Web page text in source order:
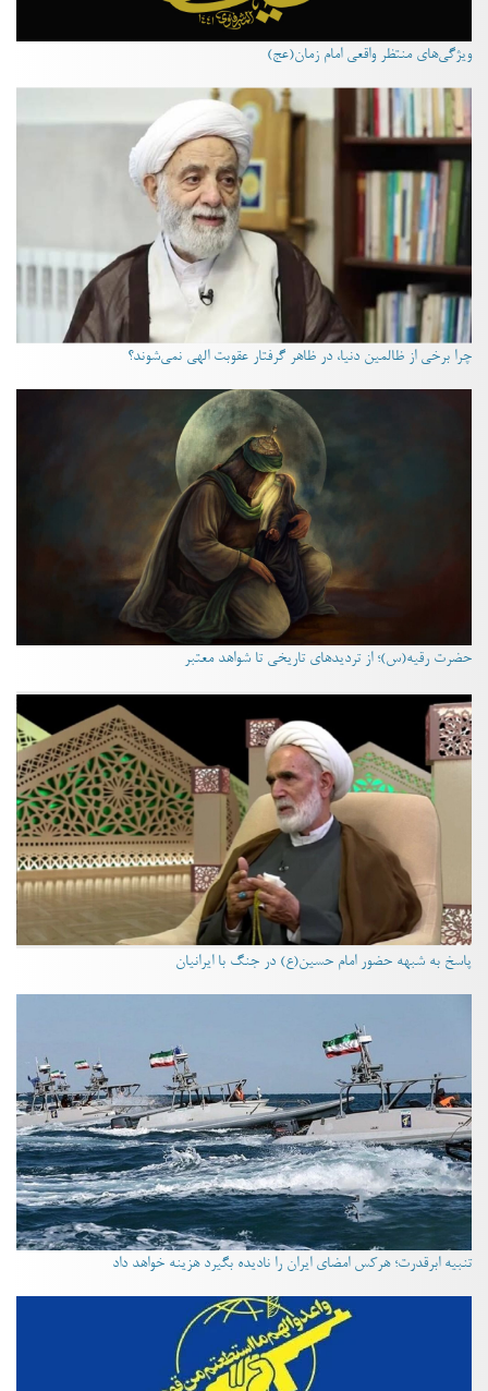
ویژگی‌های منتظر واقعی امام زمان(عج)
چرا برخی از ظالمین دنیا، در ظاهر گرفتار عقوبت الهی نمی‌شوند؟
حضرت رقیه(س)؛ از تردیدهای تاریخی تا شواهد معتبر
پاسخ به شبهه حضور امام حسین(ع) در جنگ با ایرانیان
تنبیه ابرقدرت؛ هرکس امضای ایران را نادیده بگیرد هزینه خواهد داد